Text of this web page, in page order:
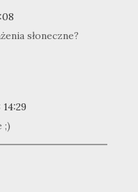
słoneczne?
;)